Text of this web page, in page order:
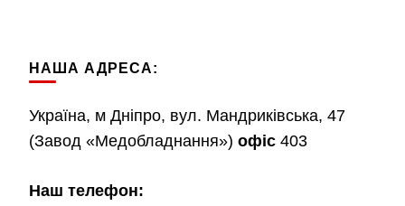
НАША АДРЕСА:
Україна, м Дніпро, вул. Мандриківська, 47
(Завод «Медобладнання») офіс 403
Наш телефон: